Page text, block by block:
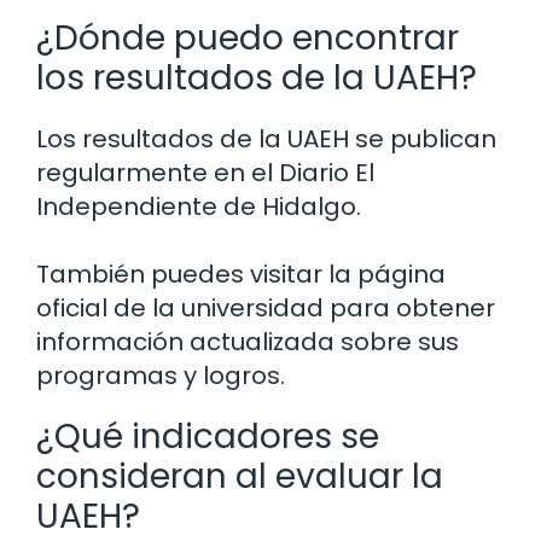
¿Dónde puedo encontrar
los resultados de la UAEH?
Los resultados de la UAEH se publican
regularmente en el Diario El
Independiente de Hidalgo.
También puedes visitar la página
oficial de la universidad para obtener
información actualizada sobre sus
programas y logros.
¿Qué indicadores se
consideran al evaluar la
UAEH?